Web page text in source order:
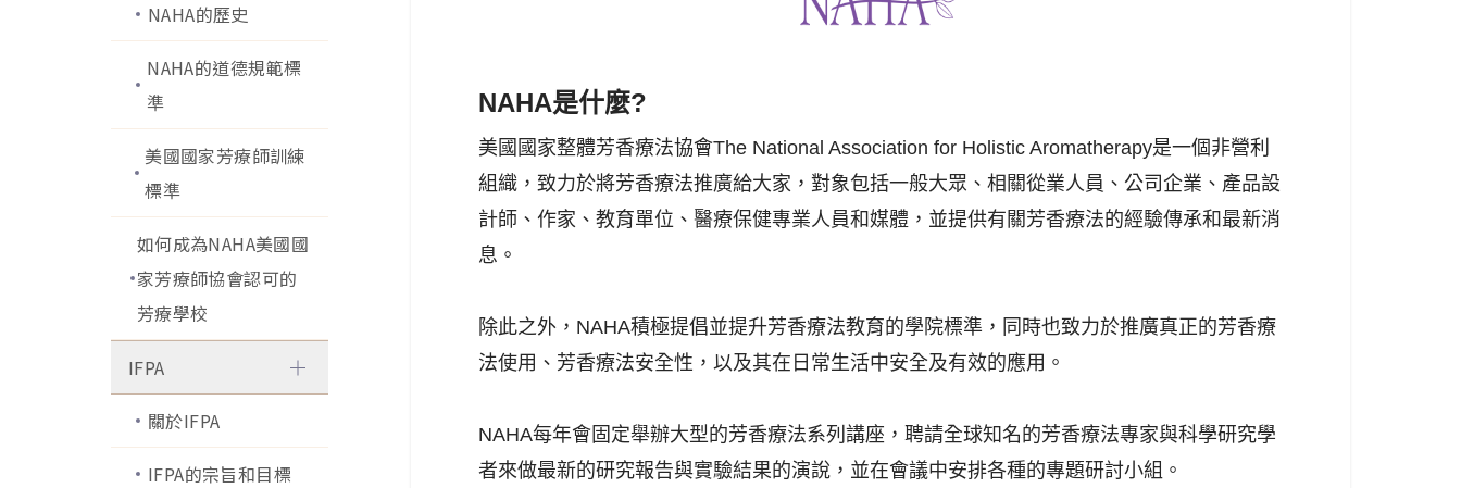
NAHA的歷史
NAHA的道德規範標
準
美國國家芳療師訓練
標準
如何成為NAHA美國國
家芳療師協會認可的
芳療學校
IFPA
關於IFPA
IFPA的宗旨和目標
NAHA是什麼?
美國國家整體芳香療法協會The National Association for Holistic Aromatherapy是一個非營利
組織，致力於將芳香療法推廣給大家，對象包括一般大眾、相關從業人員、公司企業、產品設
計師、作家、教育單位、醫療保健專業人員和媒體，並提供有關芳香療法的經驗傳承和最新消
息。
除此之外，NAHA積極提倡並提升芳香療法教育的學院標準，同時也致力於推廣真正的芳香療
法使用、芳香療法安全性，以及其在日常生活中安全及有效的應用。
NAHA每年會固定舉辦大型的芳香療法系列講座，聘請全球知名的芳香療法專家與科學研究學
者來做最新的研究報告與實驗結果的演說，並在會議中安排各種的專題研討小組。